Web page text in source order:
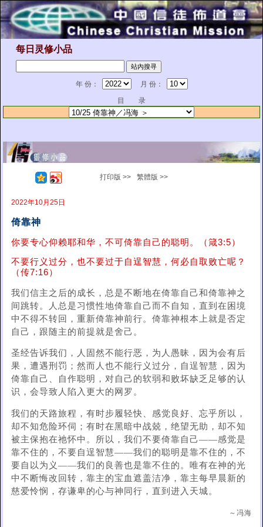
每日灵修小品
年 份：
月 份：
目 录
打印版 >> 繁體版 >>
2022年10月25日
倚靠神
你要专心仰赖耶和华，不可倚靠自己的聪明。（箴3:5）
不要行义过分，也不要过于自逞智慧，何必自取败亡呢？
（传7:16）
我们信主之后的成长，总是不断地在倚靠自己和倚靠神之
间跳转。人总是习惯性地倚靠自己而不自知，直到在困境
中不得不转回，重新倚靠神前行。倚靠神根本上就是否定
自己，跟随主的前提就是舍己。
圣经告诉我们，人固然不能行恶，为人愚昧，因为会有后
果，遭遇刑罚；然而人也不能行义过分，自逞智慧，因为
倚靠自己、自作聪明，对自己的软弱和败坏缺乏足够的认
识，会导致人陷入更大的网罗。
我们的天路旅程，有时步履轻快、感觉良好、忘乎所以，
却不知危险环伺；有时在黑暗中战兢，绝望无助，却不知
被主保抱在祂怀中。所以，我们不要倚靠自己——感觉是
靠不住的，不要自逞智慧——我们的聪明是靠不住的，不
要自以为义——我们的良善也是靠不住的。唯有在神的光
中不断悔改回转，靠主的宝血遮盖洁净，靠主每早晨新的
慈爱怜悯，存谦卑的心与神同行，直到进入天城。
～冯海